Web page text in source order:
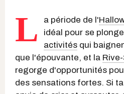
L a période de l'
idéal pour se
activités qui
que l'épouvante, et la
regorge d'opportunités
des sensations fortes. Si